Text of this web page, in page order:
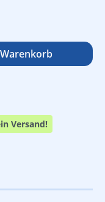
Versand!